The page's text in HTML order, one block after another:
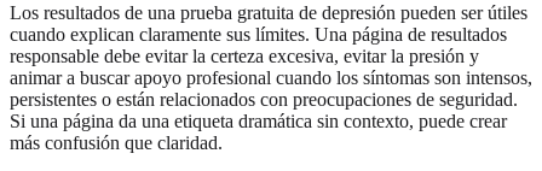
Los resultados de una prueba gratuita de depresión pueden ser útiles
cuando explican claramente sus límites. Una página de resultados
responsable debe evitar la certeza excesiva, evitar la presión y
animar a buscar apoyo profesional cuando los síntomas son intensos,
persistentes o están relacionados con preocupaciones de seguridad.
Si una página da una etiqueta dramática sin contexto, puede crear
más confusión que claridad.